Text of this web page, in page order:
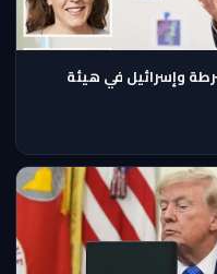
وإسرائيل في هيئة